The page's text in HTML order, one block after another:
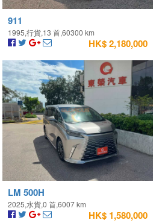
911
1995,行貨,13 首,60300 km
HK$ 2,180,000
LM 500H
2025,水貨,0 首,6007 km
HK$ 1,580,000